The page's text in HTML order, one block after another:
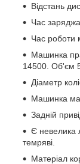
Відстань
Час
Час роботи
Машинка
14500. Об'єм
Діаметр
Машинка
Задній
Є невелика
темряві.
Матеріал